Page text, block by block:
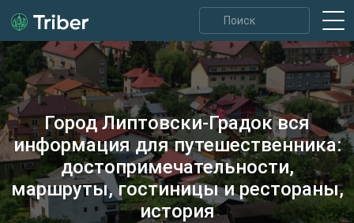
Город Липтовски-Градок вся
информация для путешественника:
достопримечательности,
маршруты, гостиницы и рестораны,
история